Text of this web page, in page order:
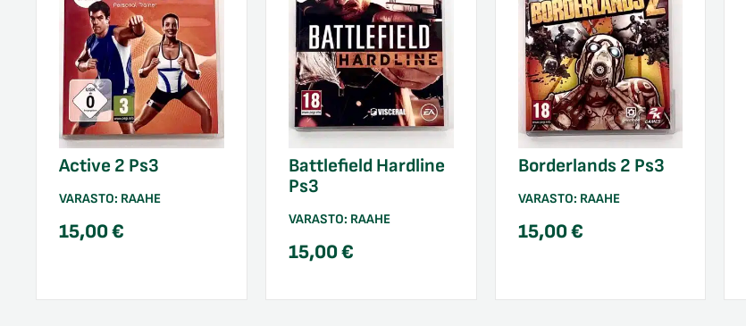
Active 2 Ps3
VARASTO: RAAHE
15,00€
Battlefield Hardline
Ps3
VARASTO: RAAHE
15,00€
Borderlands 2 Ps3
VARASTO: RAAHE
15,00€